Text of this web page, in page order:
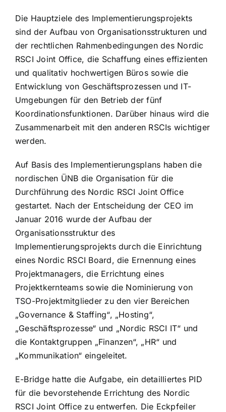
Die Hauptziele des Implementierungsprojekts
sind der Aufbau von Organisationsstrukturen und
der rechtlichen Rahmenbedingungen des Nordic
RSCI Joint Office, die Schaffung eines effizienten
und qualitativ hochwertigen Büros sowie die
Entwicklung von Geschäftsprozessen und IT-
Umgebungen für den Betrieb der fünf
Koordinationsfunktionen. Darüber hinaus wird die
Zusammenarbeit mit den anderen RSCIs wichtiger
werden.
Auf Basis des Implementierungsplans haben die
nordischen ÜNB die Organisation für die
Durchführung des Nordic RSCI Joint Office
gestartet. Nach der Entscheidung der CEO im
Januar 2016 wurde der Aufbau der
Organisationsstruktur des
Implementierungsprojekts durch die Einrichtung
eines Nordic RSCI Board, die Ernennung eines
Projektmanagers, die Errichtung eines
Projektkernteams sowie die Nominierung von
TSO-Projektmitglieder zu den vier Bereichen
„Governance & Staffing“, „Hosting“,
„Geschäftsprozesse“ und „Nordic RSCI IT“ und
die Kontaktgruppen „Finanzen“, „HR“ und
„Kommunikation“ eingeleitet.
E-Bridge hatte die Aufgabe, ein detailliertes PID
für die bevorstehende Errichtung des Nordic
RSCI Joint Office zu entwerfen. Die Eckpfeiler